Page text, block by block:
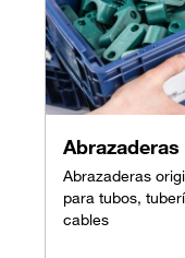
Abrazaderas
Abrazaderas
para tubos,
cables